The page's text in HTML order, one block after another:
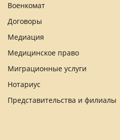
Военкомат
Договоры
Медиация
Медицинское право
Миграционные услуги
Нотариус
Представительства и филиалы